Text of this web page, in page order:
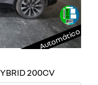
Automático
200CV